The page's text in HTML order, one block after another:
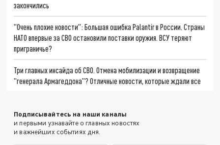
закончились
"Очень плохие новости": Большая ошибка Palantir в России. Страны
НАТО впервые за СВО остановили поставки оружия. ВСУ теряют
приграничье?
Три главных инсайда об СВО. Отмена мобилизации и возвращение
"генерала Армагеддона"? Отличные новости, которые ждали все
Подписывайтесь на наши каналы
и первыми узнавайте о главных новостях
и важнейших событиях дня.